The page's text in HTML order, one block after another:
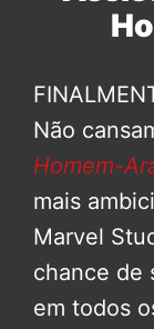
Não
Homem-
mais
Marvel
chance de
em todos